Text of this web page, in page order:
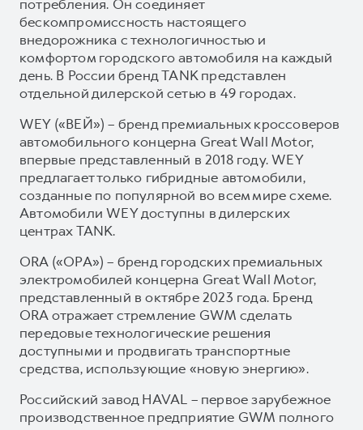
потребления. Он соединяет
бескомпромиссность настоящего
внедорожника с технологичностью и
комфортом городского автомобиля на каждый
день. В России бренд TANK представлен
отдельной дилерской сетью в 49 городах.
WEY («ВЕЙ») – бренд премиальных кроссоверов
автомобильного концерна Great Wall Motor,
впервые представленный в 2018 году. WEY
предлагает только гибридные автомобили,
созданные по популярной во всем мире схеме.
Автомобили WEY доступны в дилерских
центрах TANK.
ORA («ОРА») – бренд городских премиальных
электромобилей концерна Great Wall Motor,
представленный в октябре 2023 года. Бренд
ORA отражает стремление GWM сделать
передовые технологические решения
доступными и продвигать транспортные
средства, использующие «новую энергию».
Российский завод HAVAL – первое зарубежное
производственное предприятие GWM полного